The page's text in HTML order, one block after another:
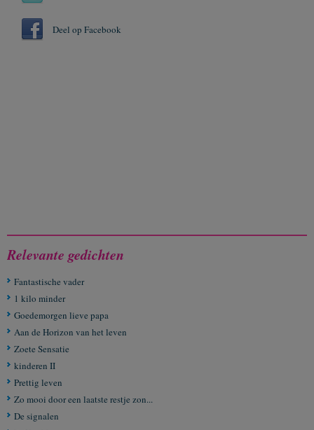
Deel op Facebook
Relevante gedichten
Fantastische vader
1 kilo minder
Goedemorgen lieve papa
Aan de Horizon van het leven
Zoete Sensatie
kinderen II
Prettig leven
Zo mooi door een laatste restje zon...
De signalen